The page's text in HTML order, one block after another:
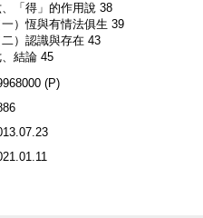
「得」的作用說 38
一）恆與有情法俱生 39
二）認識與存在 43
結論 45
(P)